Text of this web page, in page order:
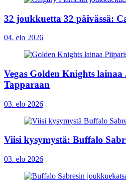
32 joukkuetta 32 päivässä:
04. elo 2026
Vegas Golden Knights
Tapparaan
03. elo 2026
Viisi kysymystä: Buffalo
03. elo 2026